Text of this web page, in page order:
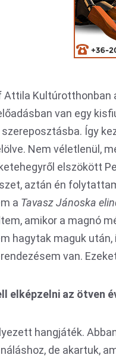
Attila Kultúrotthonban
van egy
Így
Nem véletlenül,
elszökött
aztán én
a Tavasz Jánoska
amikor a magnó
hagytak maguk
van.
elképzelni az ötven
hangjáték.
de akartuk,